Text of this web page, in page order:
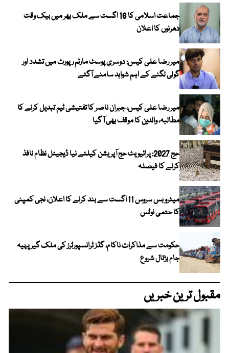
جماعت اسلامی کا 16 اگست سے ملک بھر میں بیک وقت
دھرنوں کا اعلان
میر رضا علی کیس: دوسری پوسٹ مارٹم رپورٹ میں تشدد اور
گولی لگنے کے اہم شواہد سامنے آگئے
میر رضا علی کیس، جبران ناصر کا تفتیشی ٹیم تبدیل کرنے کا
مطالبہ، والدین کا موقف بھی آ گیا
حج 2027: پرائیویٹ حج آپریشن کیلئے نیا ڈیجیٹل نظام نافذ
کرنے کا فیصلہ
میٹرو بس سروس 11 اگست سے بند کرنے کا اعلان، نجی کمپنی
کا حتمی نوٹس
حکومت سے مذاکرات ناکام، گڈز ٹرانسپورٹرز کی ملک گیر پہیہ
جام ہڑتال شروع
مقبول ترین خبریں